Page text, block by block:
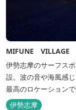
MIFUNE VILLAGE
伊勢志摩のサーフス
設。波の音や海風感
最高のロケーションで
伊勢志摩